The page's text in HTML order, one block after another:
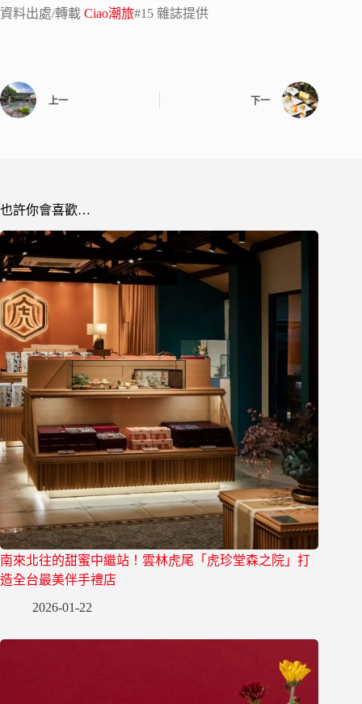
資料出處/轉載 Ciao潮旅#15 雜誌提供
上一 下一
也許你會喜歡…
南來北往的甜蜜中繼站！雲林虎尾「虎珍堂森之院」打
造全台最美伴手禮店
2026-01-22